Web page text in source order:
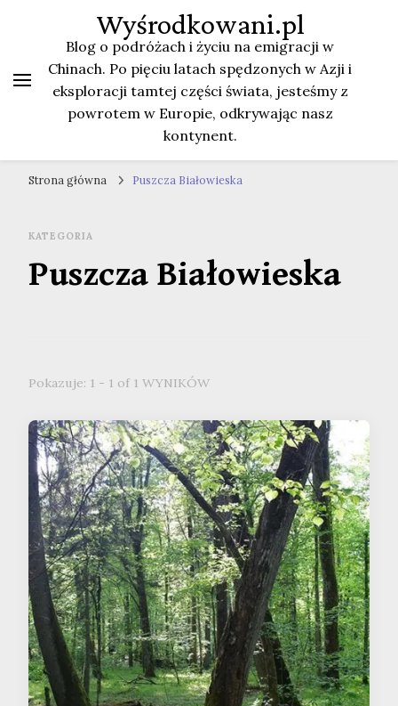
Wyśrodkowani.pl
Blog o podróżach i życiu na emigracji w
Chinach. Po pięciu latach spędzonych w Azji i
eksploracji tamtej części świata, jesteśmy z
powrotem w Europie, odkrywając nasz
kontynent.
Strona główna Puszcza Białowieska
KATEGORIA
Puszcza Białowieska
Pokazuje: 1 - 1 of 1 WYNIKÓW